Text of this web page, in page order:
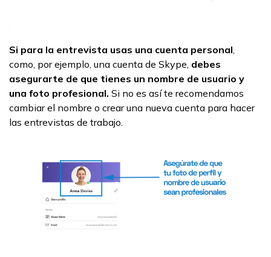
Si para la entrevista usas una cuenta personal,
como, por ejemplo, una cuenta de Skype, debes
asegurarte de que tienes un nombre de usuario y
una foto profesional. Si no es así te recomendamos
cambiar el nombre o crear una nueva cuenta para hacer
las entrevistas de trabajo.